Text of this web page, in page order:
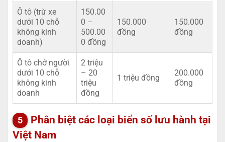
Ô tô (trừ xe
dưới 10 chỗ
không kinh
doanh)
150.00
0 –
500.00
0 đồng
150.000
đồng
150.000
đồng
Ô tô chở người
dưới 10 chỗ
không kinh
doanh
2 triệu
– 20
triệu
đồng
1 triệu đồng
200.000
đồng
Phân biệt các loại biển số lưu hành tại
Việt Nam